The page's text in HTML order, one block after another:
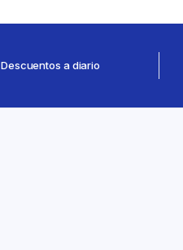
Descuentos a diario